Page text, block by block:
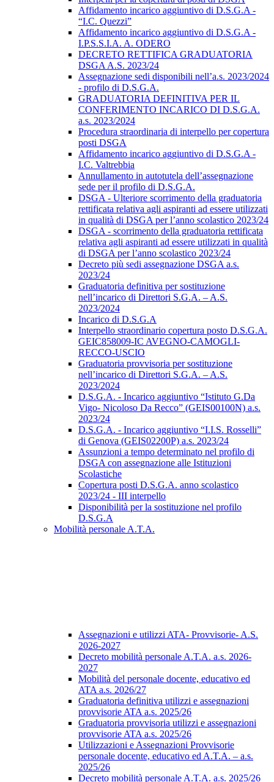
Affidamento incarico aggiuntivo di D.S.G.A -
“I.C. Quezzi”
Affidamento incarico aggiuntivo di D.S.G.A -
I.P.S.S.I.A. A. ODERO
DECRETO RETTIFICA GRADUATORIA
DSGA A.S. 2023/24
Assegnazione sedi disponibili nell’a.s. 2023/2024
- profilo di D.S.G.A.
GRADUATORIA DEFINITIVA PER IL
CONFERIMENTO INCARICO DI D.S.G.A.
a.s. 2023/2024
Procedura straordinaria di interpello per copertura
posti DSGA
Affidamento incarico aggiuntivo di D.S.G.A -
I.C. Valtrebbia
Annullamento in autotutela dell’assegnazione
sede per il profilo di D.S.G.A.
DSGA - Ulteriore scorrimento della graduatoria
rettificata relativa agli aspiranti ad essere utilizzati
in qualità di DSGA per l’anno scolastico 2023/24
DSGA - scorrimento della graduatoria rettificata
relativa agli aspiranti ad essere utilizzati in qualità
di DSGA per l’anno scolastico 2023/24
Decreto più sedi assegnazione DSGA a.s.
2023/24
Graduatoria definitiva per sostituzione
nell’incarico di Direttori S.G.A. – A.S.
2023/2024
Incarico di D.S.G.A
Interpello straordinario copertura posto D.S.G.A.
GEIC858009-IC AVEGNO-CAMOGLI-
RECCO-USCIO
Graduatoria provvisoria per sostituzione
nell’incarico di Direttori S.G.A. – A.S.
2023/2024
D.S.G.A. - Incarico aggiuntivo “Istituto G.Da
Vigo- Nicoloso Da Recco” (GEIS00100N) a.s.
2023/24
D.S.G.A. - Incarico aggiuntivo “I.I.S. Rosselli”
di Genova (GEIS02200P) a.s. 2023/24
Assunzioni a tempo determinato nel profilo di
DSGA con assegnazione alle Istituzioni
Scolastiche
Copertura posti D.S.G.A. anno scolastico
2023/24 - III interpello
Disponibilità per la sostituzione nel profilo
D.S.G.A
Mobilità personale A.T.A.
Assegnazioni e utilizzi ATA- Provvisorie- A.S.
2026-2027
Decreto mobilità personale A.T.A. a.s. 2026-
2027
Mobilità del personale docente, educativo ed
ATA a.s. 2026/27
Graduatoria definitiva utilizzi e assegnazioni
provvisorie ATA a.s. 2025/26
Graduatoria provvisoria utilizzi e assegnazioni
provvisorie ATA a.s. 2025/26
Utilizzazioni e Assegnazioni Provvisorie
personale docente, educativo ed A.T.A. – a.s.
2025/26
Decreto mobilità personale A.T.A. a.s. 2025/26